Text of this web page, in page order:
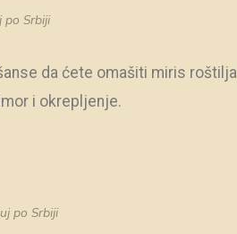
po Srbiji
da ćete omašiti miris roštilja
i okrepljenje.
po Srbiji